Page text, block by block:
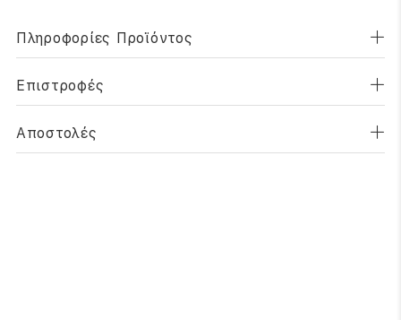
Πληροφορίες Προϊόντος
Επιστροφές
Αποστολές